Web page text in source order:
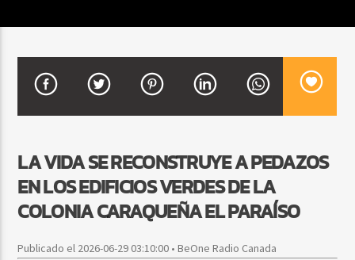
LA VIDA SE RECONSTRUYE A PEDAZOS
EN LOS EDIFICIOS VERDES DE LA
COLONIA CARAQUEÑA EL PARAÍSO
Publicado el 2026-06-29 03:10:00 • BeOne Radio Canada